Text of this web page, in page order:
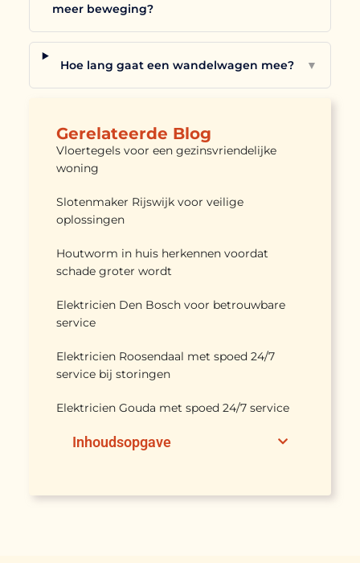
meer beweging?
Hoe lang gaat een wandelwagen mee? ▼
Gerelateerde Blog
Vloertegels voor een gezinsvriendelijke
woning
Slotenmaker Rijswijk voor veilige
oplossingen
Houtworm in huis herkennen voordat
schade groter wordt
Elektricien Den Bosch voor betrouwbare
service
Elektricien Roosendaal met spoed 24/7
service bij storingen
Elektricien Gouda met spoed 24/7 service
Inhoudsopgave